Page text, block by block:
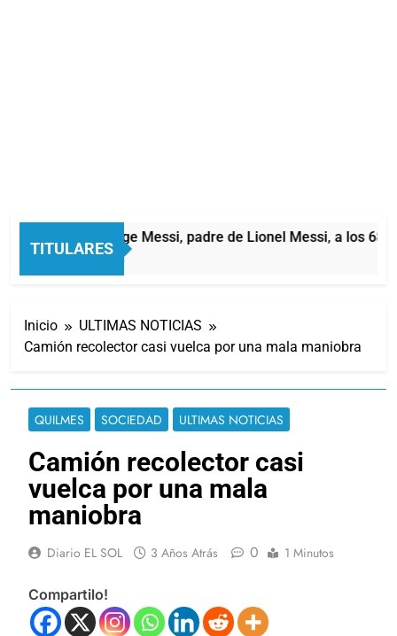
TITULARES
Murió Jorge Messi, padre de Lionel Messi, a los 68
4 Horas Atrás
Inicio
ULTIMAS NOTICIAS
Camión recolector casi vuelca por una mala maniobra
QUILMES SOCIEDAD ULTIMAS NOTICIAS
Camión recolector casi
vuelca por una mala
maniobra
Diario EL SOL 3 Años Atrás 0 1 Minutos
Compartilo!